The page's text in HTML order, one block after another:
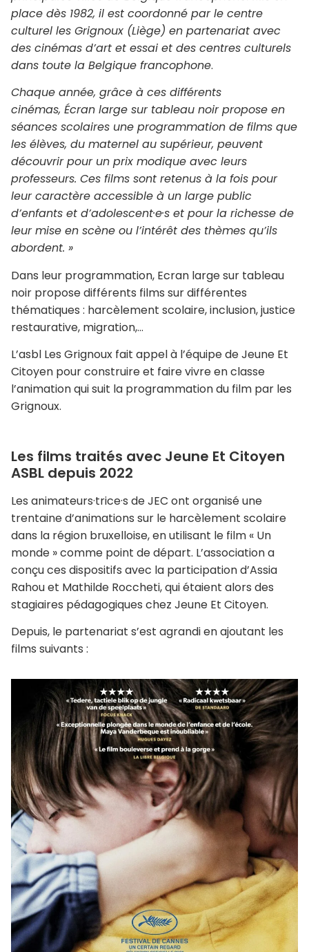
place dès 1982, il est coordonné par le centre
culturel les Grignoux (Liège) en partenariat avec
des cinémas d’art et essai et des centres culturels
dans toute la Belgique francophone.
Chaque année, grâce à ces différents
cinémas, Écran large sur tableau noir propose en
séances scolaires une programmation de films que
les élèves, du maternel au supérieur, peuvent
découvrir pour un prix modique avec leurs
professeurs. Ces films sont retenus à la fois pour
leur caractère accessible à un large public
d’enfants et d’adolescent·e·s et pour la richesse de
leur mise en scène ou l’intérêt des thèmes qu’ils
abordent. »
Dans leur programmation, Ecran large sur tableau
noir propose différents films sur différentes
thématiques : harcèlement scolaire, inclusion, justice
restaurative, migration,…
L’asbl Les Grignoux fait appel à l’équipe de Jeune Et
Citoyen pour construire et faire vivre en classe
l’animation qui suit la programmation du film par les
Grignoux.
Les films traités avec Jeune Et Citoyen
ASBL depuis 2022
Les animateurs·trice·s de JEC ont organisé une
trentaine d’animations sur le harcèlement scolaire
dans la région bruxelloise, en utilisant le film « Un
monde » comme point de départ. L’association a
conçu ces dispositifs avec la participation d’Assia
Rahou et Mathilde Roccheti, qui étaient alors des
stagiaires pédagogiques chez Jeune Et Citoyen.
Depuis, le partenariat s’est agrandi en ajoutant les
films suivants :